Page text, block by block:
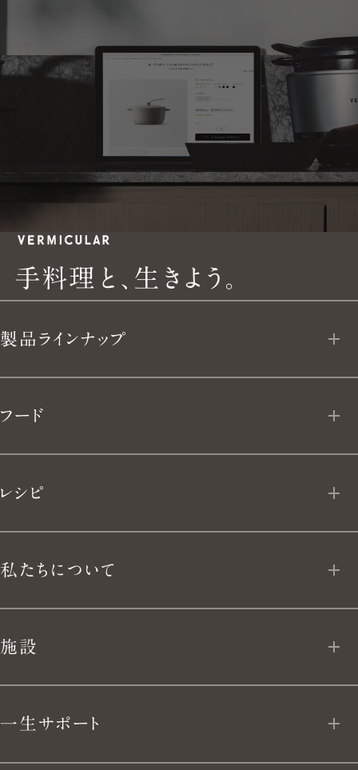
手
と、
生
き
よ
う。
手料理 と 、 生 き よ う 。
製品ラインナップ
ライスポット
ユキヒラ
キッチンナイフ
キッチンアイテム
フード
レシピ
App Download
私たちについて
VERMICULAR BRAND POLICY 10
施設
VERMICULAR NEWoMan TAKANAWA
一生サポート